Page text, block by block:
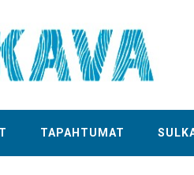
TAPAHTUMAT